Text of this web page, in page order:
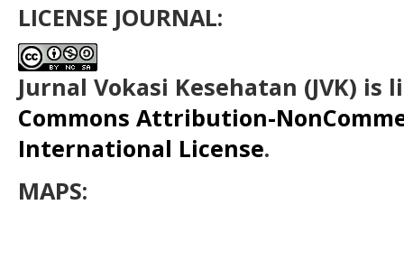
LICENSE JOURNAL:
Jurnal Vokasi Kesehatan (JVK) is
Commons Attribution-
International License.
MAPS: